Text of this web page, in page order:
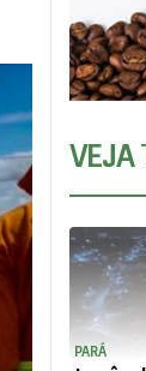
VEJA
PARÁ